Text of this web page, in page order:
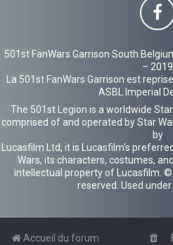
501st FanWars Garrison South
– 2019
La 501st FanWars Garrison est
ASBL Imperial
The 501st Legion is a worldwide
comprised of and operated by Star
by
Lucasfilm Ltd, it is Lucasfilm's
Wars, its characters, costumes,
intellectual property of Lucasfilm.
reserved. Used
Accueil du forum